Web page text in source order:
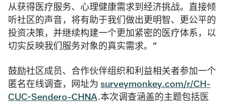
从获得医疗服务、心理健康需求到经济挑战。直接倾
听社区的声音，将有助于我们做出更明智、更公平的
投资决策，并继续构建一个更加紧密的医疗体系，以
切实反映我们服务对象的真实需求。”
鼓励社区成员、合作伙伴组织和利益相关者参加一个
匿名在线调查，网址为 surveymonkey.com/r/CH-
CUC-Sendero-CHNA.本次调查涵盖的主题包括医